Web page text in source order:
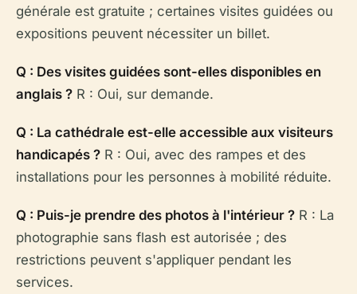
générale est gratuite ; certaines visites guidées ou
expositions peuvent nécessiter un billet.
Q : Des visites guidées sont-elles disponibles en
anglais ? R : Oui, sur demande.
Q : La cathédrale est-elle accessible aux visiteurs
handicapés ? R : Oui, avec des rampes et des
installations pour les personnes à mobilité réduite.
Q : Puis-je prendre des photos à l'intérieur ? R : La
photographie sans flash est autorisée ; des
restrictions peuvent s'appliquer pendant les
services.